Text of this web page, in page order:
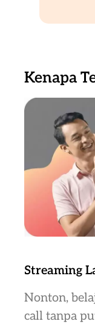
Kenapa
Streaming
Nonton,
call tanpa